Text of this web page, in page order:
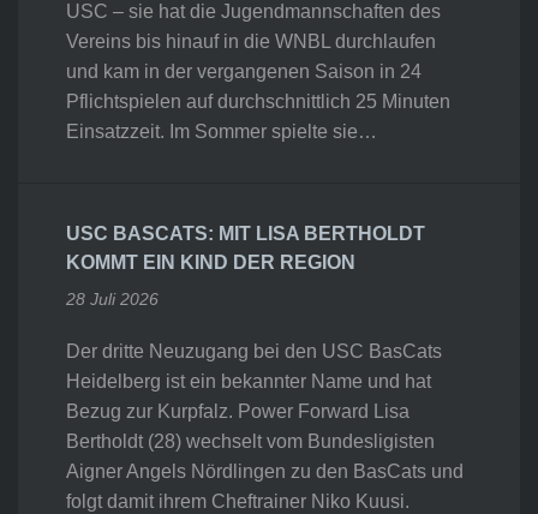
USC – sie hat die Jugendmannschaften des
Vereins bis hinauf in die WNBL durchlaufen
und kam in der vergangenen Saison in 24
Pflichtspielen auf durchschnittlich 25 Minuten
Einsatzzeit. Im Sommer spielte sie…
USC BASCATS: MIT LISA BERTHOLDT
KOMMT EIN KIND DER REGION
28 Juli 2026
Der dritte Neuzugang bei den USC BasCats
Heidelberg ist ein bekannter Name und hat
Bezug zur Kurpfalz. Power Forward Lisa
Bertholdt (28) wechselt vom Bundesligisten
Aigner Angels Nördlingen zu den BasCats und
folgt damit ihrem Cheftrainer Niko Kuusi.